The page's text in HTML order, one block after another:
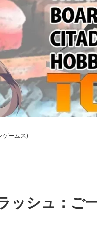
ウォーハンマー ミドルアース
earth™)
週刊ウォーハンマー
ボードゲーム・カードゲーム
ガンプラ
限定品
バトルフォース(40K/AOS)
ウォーハンマー40000 各勢力
MtOテレイン
DSPIAE
ゲームマーケット2024秋
escape from tarkov[タルコフ]
ゲームス)
ッシュ：ご